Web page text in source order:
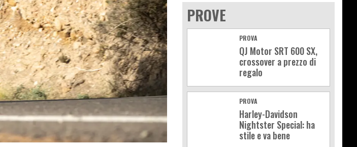
PROVE
PROVA
QJ Motor SRT 600 SX,
crossover a prezzo di
regalo
PROVA
Harley-Davidson
Nightster Special: ha
stile e va bene